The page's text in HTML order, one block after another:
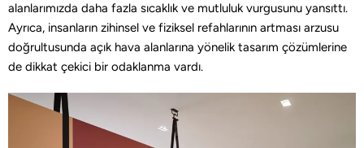
alanlarımızda daha fazla sıcaklık ve mutluluk vurgusunu yansıttı.
Ayrıca, insanların zihinsel ve fiziksel refahlarının artması arzusu
doğrultusunda açık hava alanlarına yönelik tasarım çözümlerine
de dikkat çekici bir odaklanma vardı.